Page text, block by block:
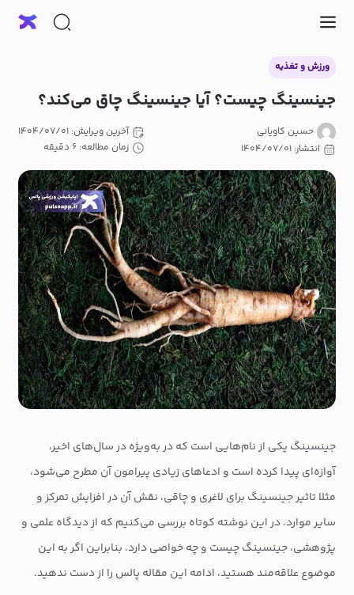
ورزش و تغذیه
جینسینگ چیست؟ آیا جینسینگ چاق می‌کند؟
حسین کاویانی
انتشار: ۱۴۰۴/۰۷/۰۱
آخرین ویرایش: ۱۴۰۴/۰۷/۰۱
زمان مطالعه: ۶ دقیقه
جینسینگ یکی از نام‌هایی است که در به‌ویژه در سال‌های اخیر،
آوازه‌ای پیدا کرده است و ادعاهای زیادی پیرامون آن مطرح می‌شود،
مثلا تاثیر جینسینگ برای لاغری و چاقی، نقش آن در افزایش تمرکز و
سایر موارد. در این نوشته کوتاه بررسی می‌کنیم که از دیدگاه علمی و
پژوهشی، جینسینگ چیست و چه خواصی دارد. بنابراین اگر به این
موضوع علاقه‌مند هستید، ادامه این مقاله پالس را از دست ندهید.